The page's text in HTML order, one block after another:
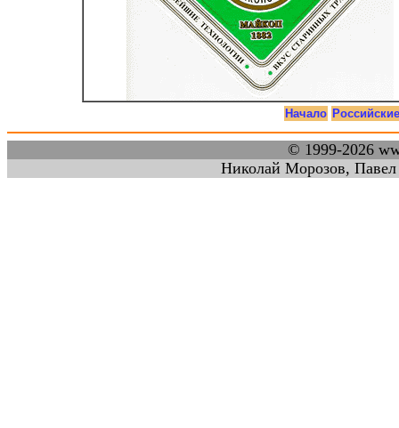
Начало Российские
© 1999-2026
Николай Морозов,